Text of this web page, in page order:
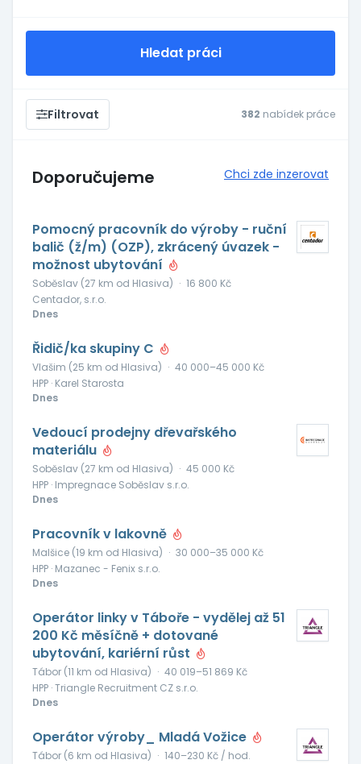
Hledat práci
Filtrovat 382 nabídek práce
Doporučujeme Chci zde inzerovat
Pomocný pracovník do výroby - ruční
balič (ž/m) (OZP), zkrácený úvazek -
možnost ubytování
Soběslav (27 km od Hlasiva) · 16 800 Kč
Centador, s.r.o.
Dnes
Řidič/ka skupiny C
Vlašim (25 km od Hlasiva) · 40 000–45 000 Kč
HPP · Karel Starosta
Dnes
Vedoucí prodejny dřevařského
materiálu
Soběslav (27 km od Hlasiva) · 45 000 Kč
HPP · Impregnace Soběslav s.r.o.
Dnes
Pracovník v lakovně
Malšice (19 km od Hlasiva) · 30 000–35 000 Kč
HPP · Mazanec - Fenix s.r.o.
Dnes
Operátor linky v Táboře - vydělej až 51
200 Kč měsíčně + dotované
ubytování, kariérní růst
Tábor (11 km od Hlasiva) · 40 019–51 869 Kč
HPP · Triangle Recruitment CZ s.r.o.
Dnes
Operátor výroby_ Mladá Vožice
Tábor (6 km od Hlasiva) · 140–230 Kč / hod.